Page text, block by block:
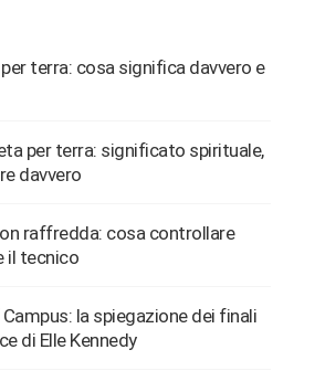
terra: cosa significa davvero e
per terra: significato spirituale,
davvero
raffredda: cosa controllare
il tecnico
la spiegazione dei finali
di Elle Kennedy